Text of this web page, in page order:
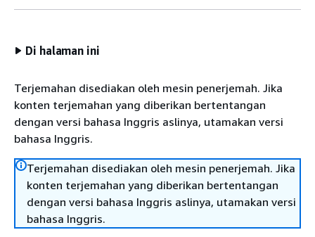
Di halaman ini
Terjemahan disediakan oleh mesin penerjemah. Jika
konten terjemahan yang diberikan bertentangan
dengan versi bahasa Inggris aslinya, utamakan versi
bahasa Inggris.
Terjemahan disediakan oleh mesin penerjemah. Jika
konten terjemahan yang diberikan bertentangan
dengan versi bahasa Inggris aslinya, utamakan versi
bahasa Inggris.